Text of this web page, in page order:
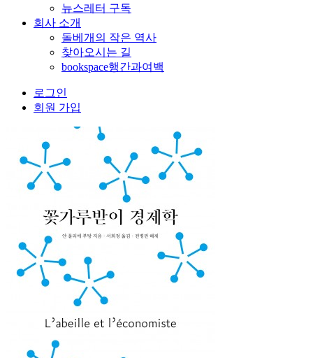
뉴스레터 구독
회사 소개
돌베개의 작은 역사
찾아오시는 길
bookspace행간과여백
로그인
회원 가입